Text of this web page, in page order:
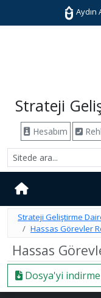
Strateji
Hesabım
Strateji Geliştirme
Hassas Görevler
Hassas
Dosya'yi